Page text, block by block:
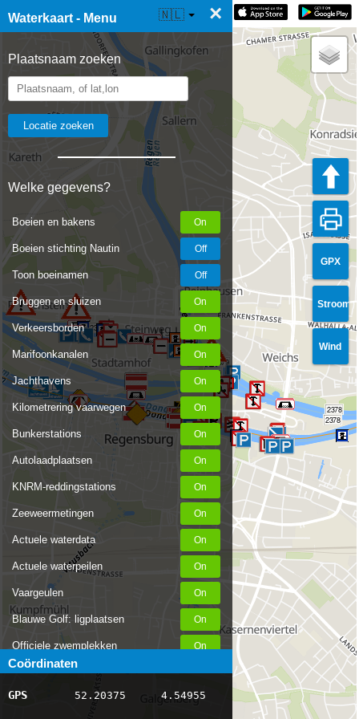
Waterkaart - Menu ×
Plaatsnaam zoeken
Welke gegevens?
Boeien en bakens
Boeien stichting Nautin
Toon boeinamen
Bruggen en sluizen
Verkeersborden
Marifoonkanalen
Jachthavens
Kilometrering vaarwegen
Bunkerstations
Autolaadplaatsen
KNRM-reddingstations
Zeeweermetingen
Actuele waterdata
Actuele waterpeilen
Vaargeulen
Blauwe Golf: ligplaatsen
Officiele zwemplekken
Stremmingen/hinder
AIS scheepsposities
Coördinaten
GPS 52.20375 4.54955
☰ Waterkaart Live 🇳🇱
GPX
Stroom
Wind
2380
2378
2378
2379
2379
2380